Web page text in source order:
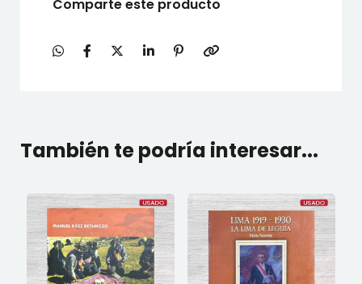
Comparte este producto
También te podría interesar...